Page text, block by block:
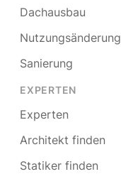
Dachausbau
Nutzungsänderung
Sanierung
EXPERTEN
Experten
Architekt finden
Statiker finden